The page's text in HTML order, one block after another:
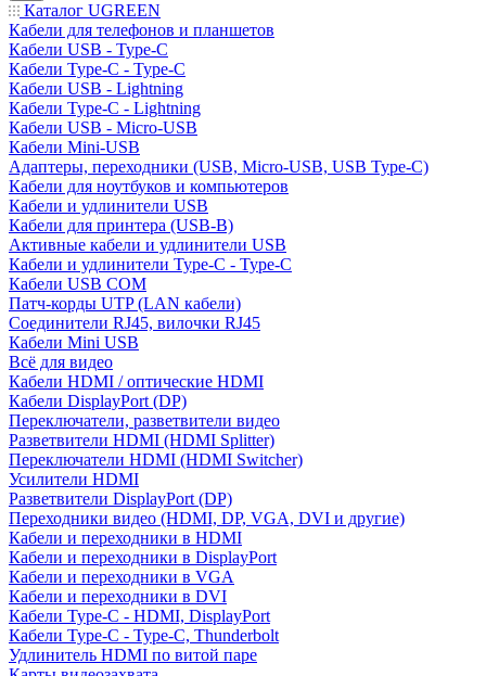
Каталог UGREEN
Кабели для телефонов и планшетов
Кабели USB - Type-C
Кабели Type-C - Type-C
Кабели USB - Lightning
Кабели Type-C - Lightning
Кабели USB - Micro-USB
Кабели Mini-USB
Адаптеры, переходники (USB, Micro-USB, USB Type-C)
Кабели для ноутбуков и компьютеров
Кабели и удлинители USB
Кабели для принтера (USB-B)
Активные кабели и удлинители USB
Кабели и удлинители Type-C - Type-C
Кабели USB COM
Патч-корды UTP (LAN кабели)
Соединители RJ45, вилочки RJ45
Кабели Mini USB
Всё для видео
Кабели HDMI / оптические HDMI
Кабели DisplayPort (DP)
Переключатели, разветвители видео
Разветвители HDMI (HDMI Splitter)
Переключатели HDMI (HDMI Switcher)
Усилители HDMI
Разветвители DisplayPort (DP)
Переходники видео (HDMI, DP, VGA, DVI и другие)
Кабели и переходники в HDMI
Кабели и переходники в DisplayPort
Кабели и переходники в VGA
Кабели и переходники в DVI
Кабели Type-C - HDMI, DisplayPort
Кабели Type-C - Type-C, Thunderbolt
Удлинитель HDMI по витой паре